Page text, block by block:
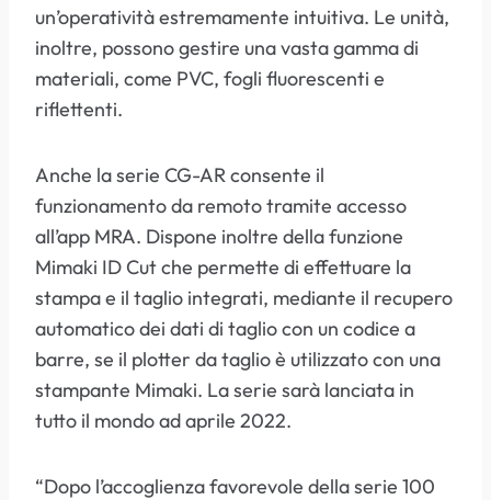
un’operatività estremamente intuitiva. Le unità,
inoltre, possono gestire una vasta gamma di
materiali, come PVC, fogli fluorescenti e
riflettenti.
Anche la serie CG-AR consente il
funzionamento da remoto tramite accesso
all’app MRA. Dispone inoltre della funzione
Mimaki ID Cut che permette di effettuare la
stampa e il taglio integrati, mediante il recupero
automatico dei dati di taglio con un codice a
barre, se il plotter da taglio è utilizzato con una
stampante Mimaki. La serie sarà lanciata in
tutto il mondo ad aprile 2022.
“Dopo l’accoglienza favorevole della serie 100